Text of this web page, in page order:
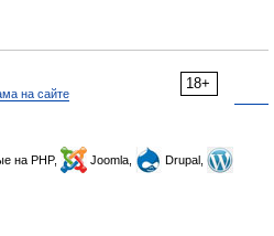
18+
на сайте
на PHP, Joomla,
Drupal,